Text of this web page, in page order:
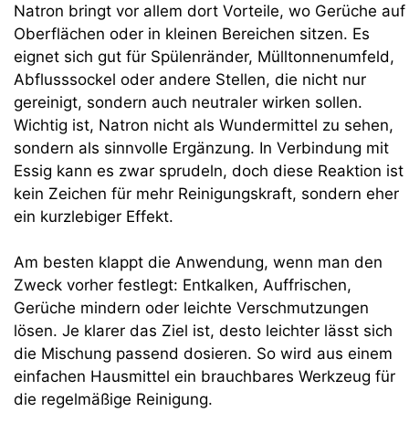
Natron bringt vor allem dort Vorteile, wo Gerüche auf
Oberflächen oder in kleinen Bereichen sitzen. Es
eignet sich gut für Spülenränder, Mülltonnenumfeld,
Abflusssockel oder andere Stellen, die nicht nur
gereinigt, sondern auch neutraler wirken sollen.
Wichtig ist, Natron nicht als Wundermittel zu sehen,
sondern als sinnvolle Ergänzung. In Verbindung mit
Essig kann es zwar sprudeln, doch diese Reaktion ist
kein Zeichen für mehr Reinigungskraft, sondern eher
ein kurzlebiger Effekt.
Am besten klappt die Anwendung, wenn man den
Zweck vorher festlegt: Entkalken, Auffrischen,
Gerüche mindern oder leichte Verschmutzungen
lösen. Je klarer das Ziel ist, desto leichter lässt sich
die Mischung passend dosieren. So wird aus einem
einfachen Hausmittel ein brauchbares Werkzeug für
die regelmäßige Reinigung.